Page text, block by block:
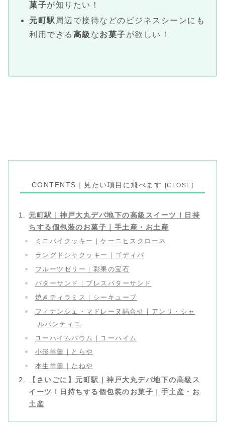
菓子が知りたい！
元町駅 周辺で接待などのビジネスシーンにも
利用できる 高級 なお菓子が欲しい！
CONTENTS｜見たい項目に飛べます
元町駅｜神戸大丸デパ地下の高級スイーツ！日持
ちする個包装のお菓子｜手土産・お土産
ミニパイクッキー｜ケーニヒスクローネ
ラングドシャクッキー｜ゴディバ
フルーツゼリー｜彩果の宝石
バターサンド｜プレスバターサンド
焼きティラミス｜シーキューブ
フィナンシェ・マドレーヌ詰合せ｜アンリ・シャ
ルパンティエ
ユーハイムバウム｜ユーハイム
小形羊羹｜とらや
本生羊羹｜たねや
【さいごに】元町駅｜神戸大丸デパ地下の高級ス
イーツ！日持ちする個包装のお菓子｜手土産・お
土産